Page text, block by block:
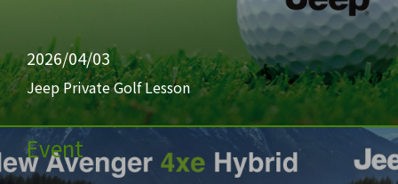
2026/04/03
Jeep Private Golf Lesson
Event